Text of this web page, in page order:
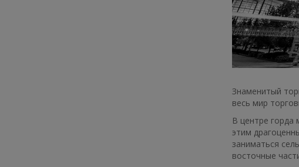
Знаменитый
весь мир
В центре горда
этим
заниматься
восточные